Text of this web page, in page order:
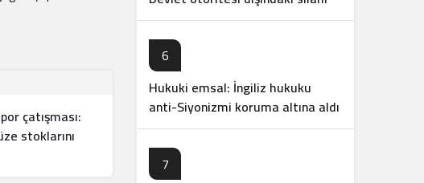
çatışması:
stoklarını
sonlandırılacak
6
Hukuki emsal: İngiliz hukuku
anti-Siyonizmi koruma altına aldı
7